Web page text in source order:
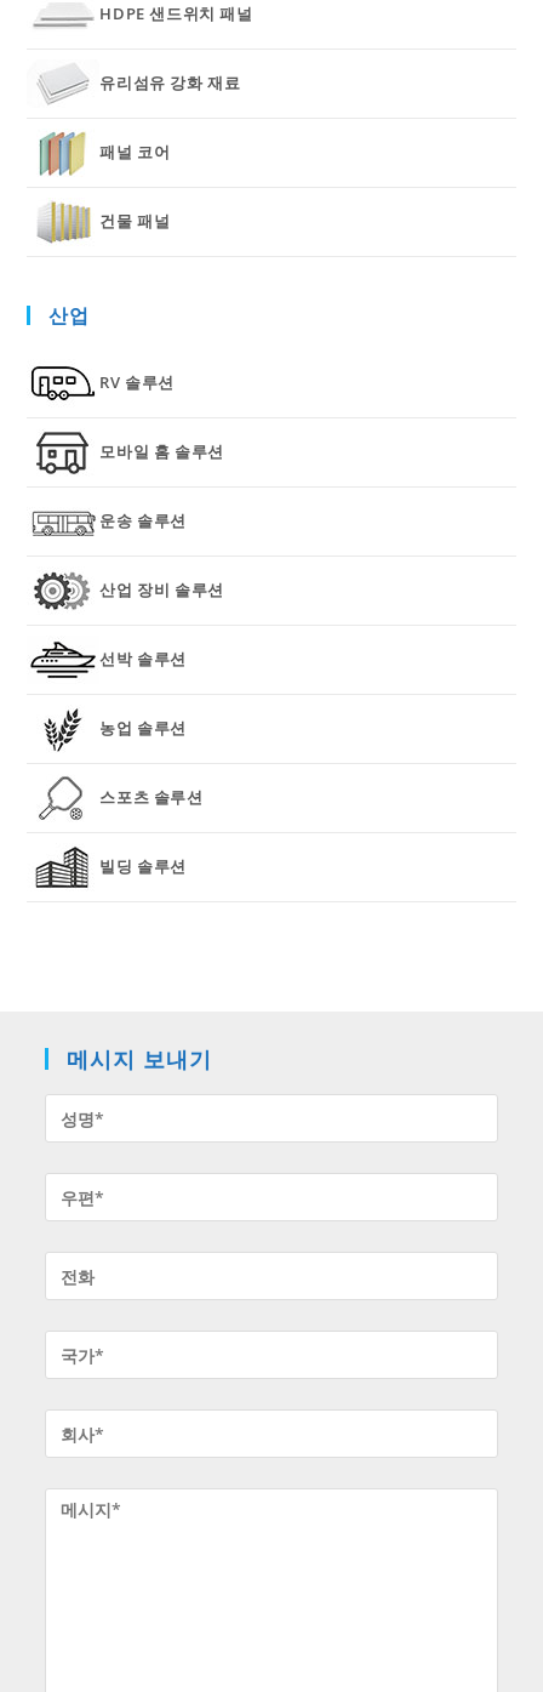
HDPE 샌드위치 패널
유리섬유 강화 재료
패널 코어
건물 패널
산업
RV 솔루션
모바일 홈 솔루션
운송 솔루션
산업 장비 솔루션
선박 솔루션
농업 솔루션
스포츠 솔루션
빌딩 솔루션
메시지 보내기